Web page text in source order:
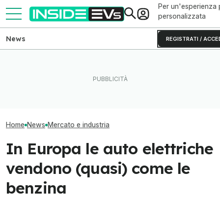
Per un'esperienza
personalizzata
REGISTRATI /
News
Home News Mercato e industria
In Europa le auto elettriche
vendono (quasi) come le
benzina